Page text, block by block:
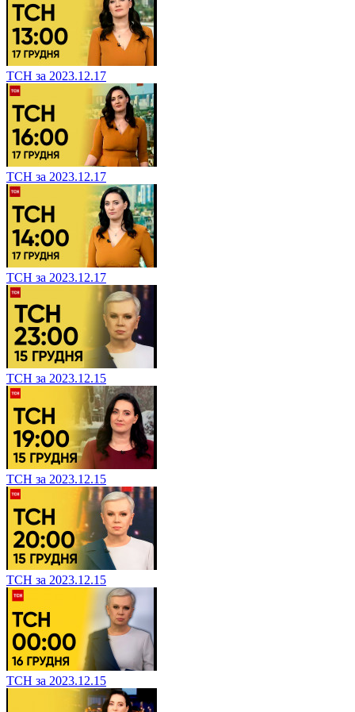
ТСН за 2023.12.17
ТСН за 2023.12.17
ТСН за 2023.12.17
ТСН за 2023.12.15
ТСН за 2023.12.15
ТСН за 2023.12.15
ТСН за 2023.12.15